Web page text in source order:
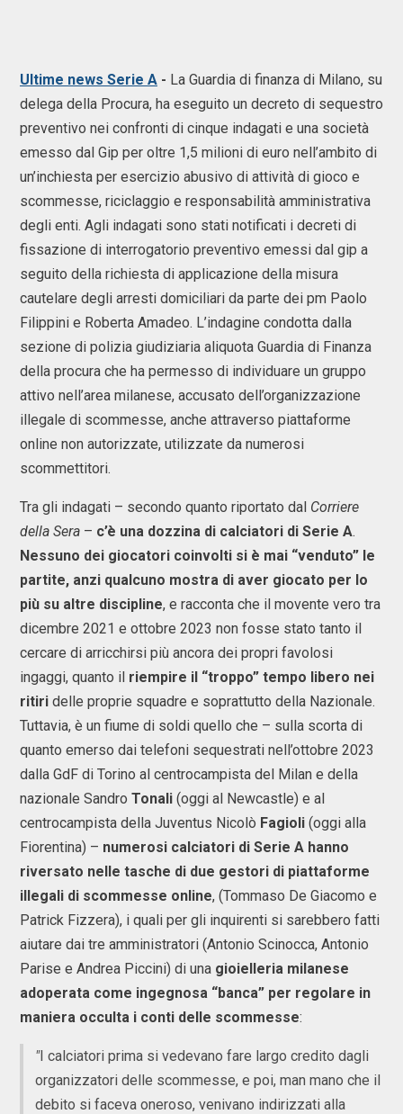
Ultime news Serie A - La Guardia di finanza di Milano, su
delega della Procura, ha eseguito un decreto di sequestro
preventivo nei confronti di cinque indagati e una società
emesso dal Gip per oltre 1,5 milioni di euro nell’ambito di
un’inchiesta per esercizio abusivo di attività di gioco e
scommesse, riciclaggio e responsabilità amministrativa
degli enti. Agli indagati sono stati notificati i decreti di
fissazione di interrogatorio preventivo emessi dal gip a
seguito della richiesta di applicazione della misura
cautelare degli arresti domiciliari da parte dei pm Paolo
Filippini e Roberta Amadeo. L’indagine condotta dalla
sezione di polizia giudiziaria aliquota Guardia di Finanza
della procura che ha permesso di individuare un gruppo
attivo nell’area milanese, accusato dell’organizzazione
illegale di scommesse, anche attraverso piattaforme
online non autorizzate, utilizzate da numerosi
scommettitori.
Tra gli indagati – secondo quanto riportato dal Corriere
della Sera – c’è una dozzina di calciatori di Serie A.
Nessuno dei giocatori coinvolti si è mai “venduto” le
partite, anzi qualcuno mostra di aver giocato per lo
più su altre discipline, e racconta che il movente vero tra
dicembre 2021 e ottobre 2023 non fosse stato tanto il
cercare di arricchirsi più ancora dei propri favolosi
ingaggi, quanto il riempire il “troppo” tempo libero nei
ritiri delle proprie squadre e soprattutto della Nazionale.
Tuttavia, è un fiume di soldi quello che – sulla scorta di
quanto emerso dai telefoni sequestrati nell’ottobre 2023
dalla GdF di Torino al centrocampista del Milan e della
nazionale Sandro Tonali (oggi al Newcastle) e al
centrocampista della Juventus Nicolò Fagioli (oggi alla
Fiorentina) – numerosi calciatori di Serie A hanno
riversato nelle tasche di due gestori di piattaforme
illegali di scommesse online, (Tommaso De Giacomo e
Patrick Fizzera), i quali per gli inquirenti si sarebbero fatti
aiutare dai tre amministratori (Antonio Scinocca, Antonio
Parise e Andrea Piccini) di una gioielleria milanese
adoperata come ingegnosa “banca” per regolare in
maniera occulta i conti delle scommesse:
"I calciatori prima si vedevano fare largo credito dagli
organizzatori delle scommesse, e poi, man mano che il
debito si faceva oneroso, venivano indirizzati alla